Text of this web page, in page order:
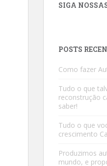
SIGA
POSTS
Como fazer
Tudo o que
reconstrução
saber!
Tudo o que
crescimento
Produzimos
mundo, e